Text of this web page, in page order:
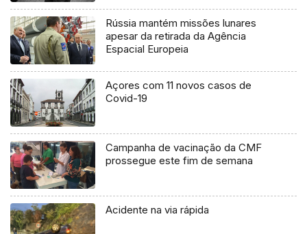
Rússia mantém missões lunares
apesar da retirada da Agência
Espacial Europeia
Açores com 11 novos casos de
Covid-19
Campanha de vacinação da CMF
prossegue este fim de semana
Acidente na via rápida